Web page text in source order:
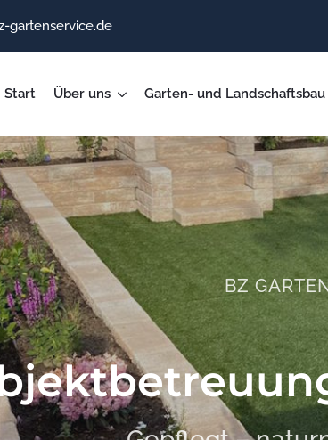
gartenservice.de
Start Über uns Garten- und Landschaftsbau
BZ